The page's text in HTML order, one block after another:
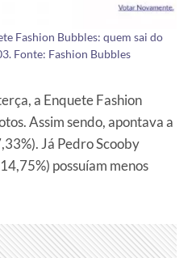
Fashion Bubbles: quem sai do
Fonte: Fashion Bubbles
a Enquete Fashion
Assim sendo, apontava a
Já Pedro Scooby
possuíam menos